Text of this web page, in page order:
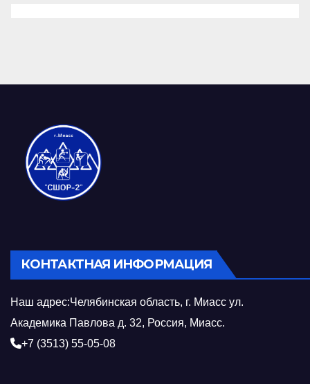
КОНТАКТНАЯ ИНФОРМАЦИЯ
Наш адрес:Челябинская область, г. Миасс ул.
Академика Павлова д. 32, Россия, Миасс.
+7 (3513) 55-05-08